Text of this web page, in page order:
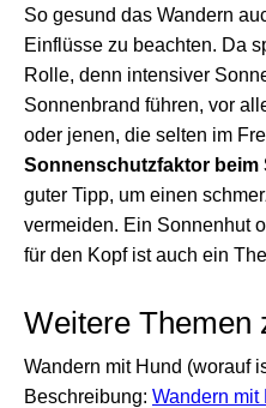
So gesund das Wandern
Einflüsse zu beachten. Da
Rolle, denn intensiver
Sonnenbrand führen, vor
oder jenen, die selten im
Sonnenschutzfaktor beim
guter Tipp, um einen
vermeiden. Ein Sonnenhut
für den Kopf ist auch ein
Weitere Themen
Wandern mit Hund (worauf
Beschreibung: Wandern mit